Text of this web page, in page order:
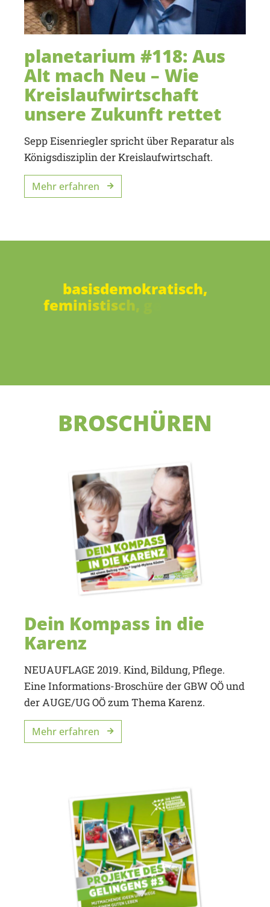
planetarium #118: Aus
Alt mach Neu – Wie
Kreislaufwirtschaft
unsere Zukunft rettet
Sepp Eisenriegler spricht über Reparatur als
Königsdisziplin der Kreislaufwirtschaft.
Mehr erfahren
basisdemokratisch,
feministisch,
BROSCHÜREN
Dein Kompass in die
Karenz
NEUAUFLAGE 2019. Kind, Bildung, Pflege.
Eine Informations-Broschüre der GBW OÖ und
der AUGE/UG OÖ zum Thema Karenz.
Mehr erfahren